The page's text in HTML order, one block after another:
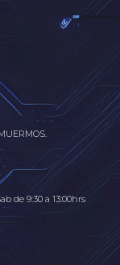
de 9:30 a 13:00hrs